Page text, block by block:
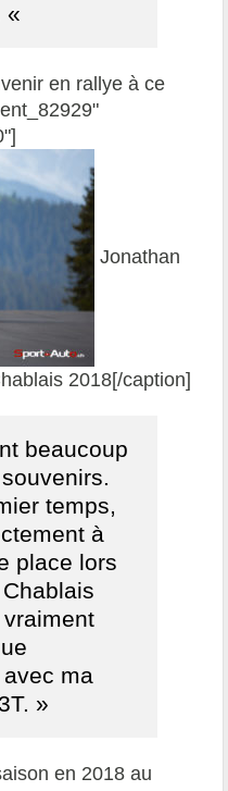
«
en rallye à ce
Jonathan
2018[/caption]
beaucoup
temps,
à
place lors
vraiment
ma
»
en 2018 au